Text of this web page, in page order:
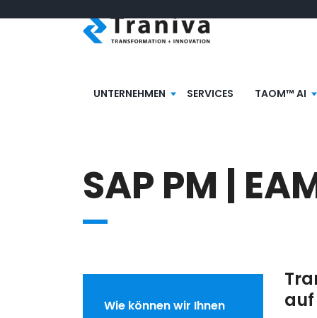
UNTERNEHMEN SERVICES TAOM™ AI
SAP PM |
Wie können wir Ihnen